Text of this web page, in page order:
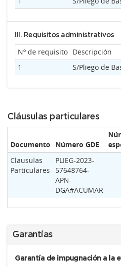
III. Requisitos administrativos
Nº de requisito Descripción
1
S/Pliego de
Cláusulas particulares
Documento Número GDE
Clausulas
Particulares
PLIEG-2023-
57648764-
APN-
DGA#ACUMAR
Garantías
Garantía de impugnación a la